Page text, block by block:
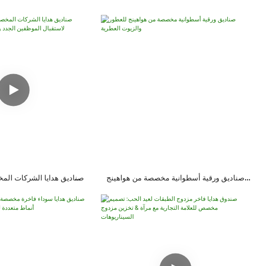
صناديق هدايا الشركات
الذكرى
صناديق ورقية أسطوانية مخصصة من هواهينج